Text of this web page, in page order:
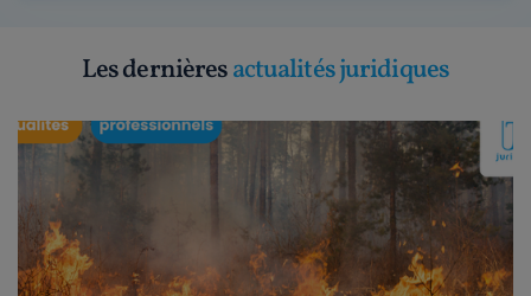
Les dernièresactualités juridiques